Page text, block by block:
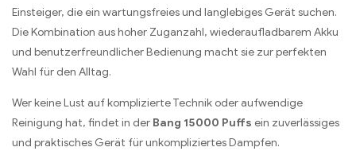
Einsteiger, die ein wartungsfreies und langlebiges Gerät suchen.
Die Kombination aus hoher Zuganzahl, wiederaufladbarem Akku
und benutzerfreundlicher Bedienung macht sie zur perfekten
Wahl für den Alltag.
Wer keine Lust auf komplizierte Technik oder aufwendige
Reinigung hat, findet in der Bang 15000 Puffs ein zuverlässiges
und praktisches Gerät für unkompliziertes Dampfen.